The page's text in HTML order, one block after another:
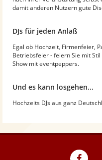
damit anderen Nutzern gute
DJs für jeden Anlaß
Egal ob Hochzeit, Firmenfeier,
Betriebsfeier - feiern Sie mit
Show mit eventpeppers.
Und es kann losgehen...
Hochzeits DJs aus ganz